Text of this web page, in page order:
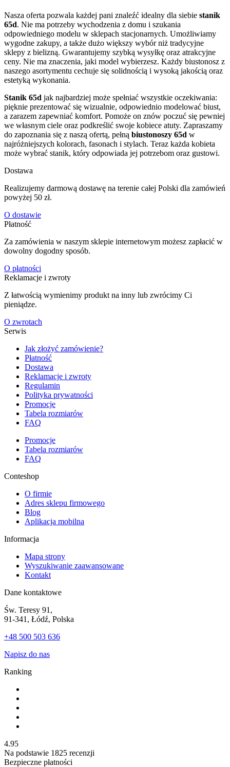
Nasza oferta pozwala każdej pani znaleźć idealny dla siebie stanik
65d. Nie ma potrzeby wychodzenia z domu i szukania
odpowiedniego modelu w sklepach stacjonarnych. Umożliwiamy
wygodne zakupy, a także dużo większy wybór niż tradycyjne
sklepy z bielizną. Gwarantujemy szybką wysyłkę oraz atrakcyjne
ceny. Nie ma znaczenia, jaki model wybierzesz. Każdy biustonosz z
naszego asortymentu cechuje się solidnością i wysoką jakością oraz
estetyką wykonania.
Stanik 65d jak najbardziej może spełniać wszystkie oczekiwania:
pięknie prezentować się wizualnie, odpowiednio modelować biust,
a zarazem zapewniać komfort. Pomoże on znów poczuć się pewniej
we własnym ciele oraz podkreślić swoje kobiece atuty. Zapraszamy
do zapoznania się z naszą ofertą, pełną biustonoszy 65d w
najróżniejszych kolorach, fasonach i stylach. Teraz każda kobieta
może wybrać stanik, który odpowiada jej potrzebom oraz gustowi.
Dostawa
Realizujemy darmową dostawę na terenie całej Polski dla zamówień
powyżej 50 zł.
O dostawie
Płatność
Za zamówienia w naszym sklepie internetowym możesz zapłacić w
dowolny dogodny sposób.
O płatności
Reklamacje i zwroty
Z łatwością wymienimy produkt na inny lub zwrócimy Ci
pieniądze.
O zwrotach
Serwis
Jak złożyć zamówienie?
Płatność
Dostawa
Reklamacje i zwroty
Regulamin
Polityka prywatności
Promocje
Tabela rozmiarów
FAQ
Promocje
Tabela rozmiarów
FAQ
Conteshop
O firmie
Adres sklepu firmowego
Blog
Aplikacja mobilna
Informacja
Mapa strony
Wyszukiwanie zaawansowane
Kontakt
Dane kontaktowe
Św. Teresy 91,
91-341, Łódź, Polska
+48 500 503 636
Napisz do nas
Ranking
4.95
Na podstawie 1825 recenzji
Bezpieczne płatności